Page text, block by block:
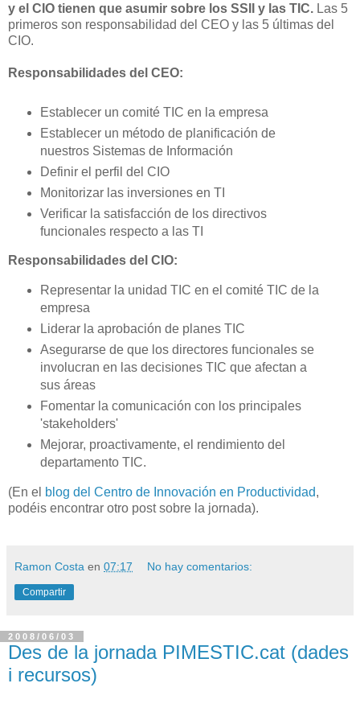
y el CIO tienen que asumir sobre los SSII y las TIC. Las 5
primeros son responsabilidad del CEO y las 5 últimas del
CIO.
Responsabilidades del CEO:
Establecer un comité TIC en la empresa
Establecer un método de planificación de
nuestros Sistemas de Información
Definir el perfil del CIO
Monitorizar las inversiones en TI
Verificar la satisfacción de los directivos
funcionales respecto a las TI
Responsabilidades del CIO:
Representar la unidad TIC en el comité TIC de la
empresa
Liderar la aprobación de planes TIC
Asegurarse de que los directores funcionales se
involucran en las decisiones TIC que afectan a
sus áreas
Fomentar la comunicación con los principales
'stakeholders'
Mejorar, proactivamente, el rendimiento del
departamento TIC.
(En el blog del Centro de Innovación en Productividad,
podéis encontrar otro post sobre la jornada).
Ramon Costa en 07:17 No hay comentarios:
Compartir
2008/06/03
Des de la jornada PIMESTIC.cat (dades
i recursos)